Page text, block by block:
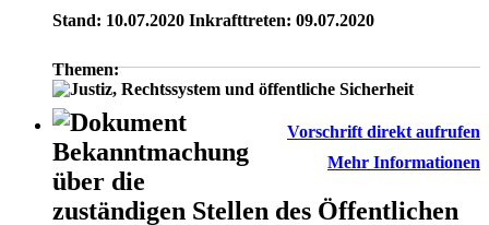
Stand: 10.07.2020 Inkrafttreten: 09.07.2020
Themen:
Vorschrift direkt aufrufen
Mehr Informationen
Bekanntmachung
über die
zuständigen Stellen des Öffentlichen